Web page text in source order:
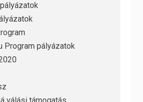
Program pályázatok